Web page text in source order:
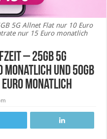
5G Allnet Flat nur 10 Euro
nur 15 Euro monatlich
– 25GB 5G
und 50GB
monatlich